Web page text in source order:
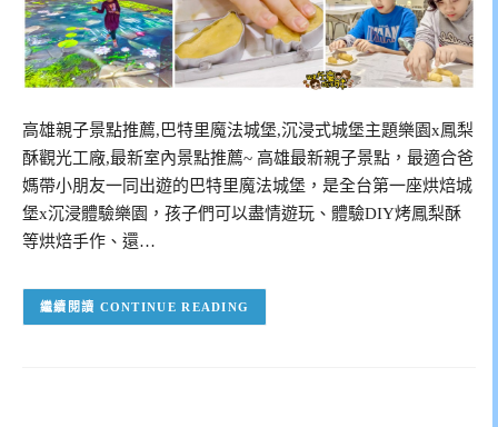
高雄親子景點推薦,巴特里魔法城堡,沉浸式城堡主題樂園x鳳梨
酥觀光工廠,最新室內景點推薦~ 高雄最新親子景點，最適合爸
媽帶小朋友一同出遊的巴特里魔法城堡，是全台第一座烘焙城
堡x沉浸體驗樂園，孩子們可以盡情遊玩、體驗DIY烤鳳梨酥
等烘焙手作、還…
CONTINUE READING